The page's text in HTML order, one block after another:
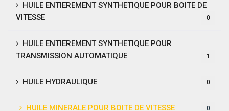
HUILE ENTIEREMENT SYNTHETIQUE POUR BOITE DE
VITESSE
0
HUILE ENTIEREMENT SYNTHETIQUE POUR
TRANSMISSION AUTOMATIQUE
1
HUILE HYDRAULIQUE 0
HUILE MINERALE POUR BOITE DE VITESSE 0